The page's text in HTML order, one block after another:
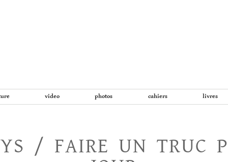
video photos cahiers livres
/ FAIRE UN TRUC